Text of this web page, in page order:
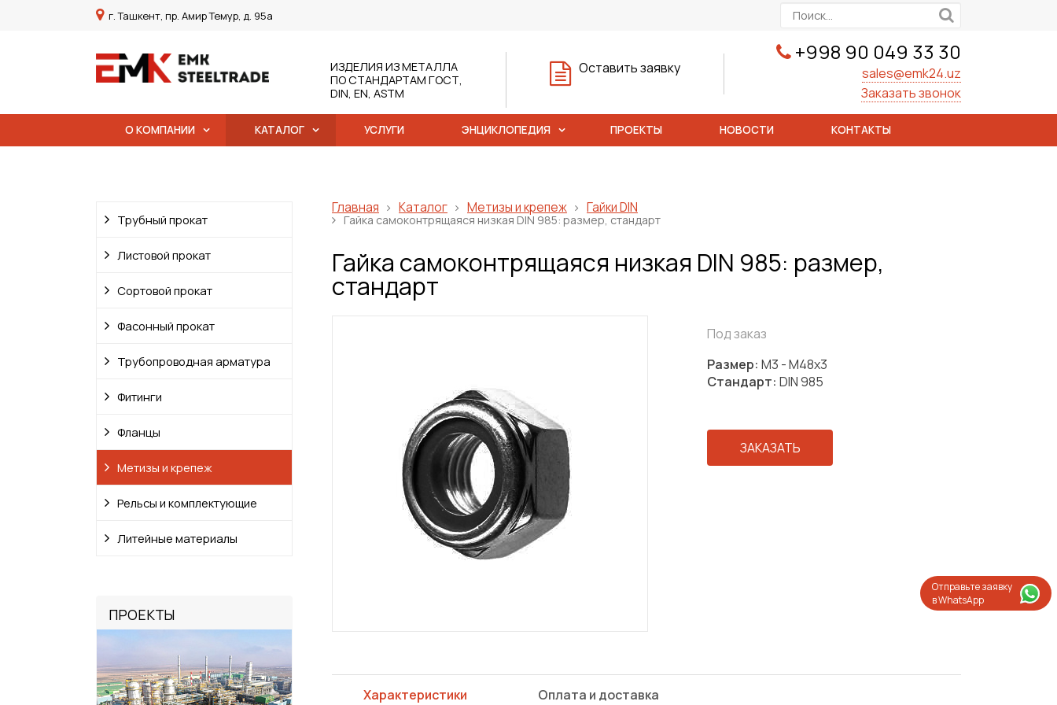
Отправьте заявку
в WhatsApp
г. Ташкент, пр. Амир Темур, д. 95а
+998 90 049 33 30
sales@emk24.uz
Заказать звонок
Оставить заявку
ИЗДЕЛИЯ ИЗ МЕТАЛЛА
ПО СТАНДАРТАМ ГОСТ,
DIN, EN, ASTM
О КОМПАНИИ КАТАЛОГ УСЛУГИ ЭНЦИКЛОПЕДИЯ ПРОЕКТЫ НОВОСТИ КОНТАКТЫ
Трубный прокат
Листовой прокат
Сортовой прокат
Фасонный прокат
Трубопроводная арматура
Фитинги
Фланцы
Метизы и крепеж
Рельсы и комплектующие
Литейные материалы
ПРОЕКТЫ
Главная Каталог Метизы и крепеж Гайки DIN
Гайка самоконтрящаяся низкая DIN 985: размер, стандарт
Гайка самоконтрящаяся низкая DIN 985: размер,
стандарт
Под заказ
Размер: М3 - М48х3
Стандарт: DIN 985
ЗАКАЗАТЬ
Характеристики Оплата и доставка